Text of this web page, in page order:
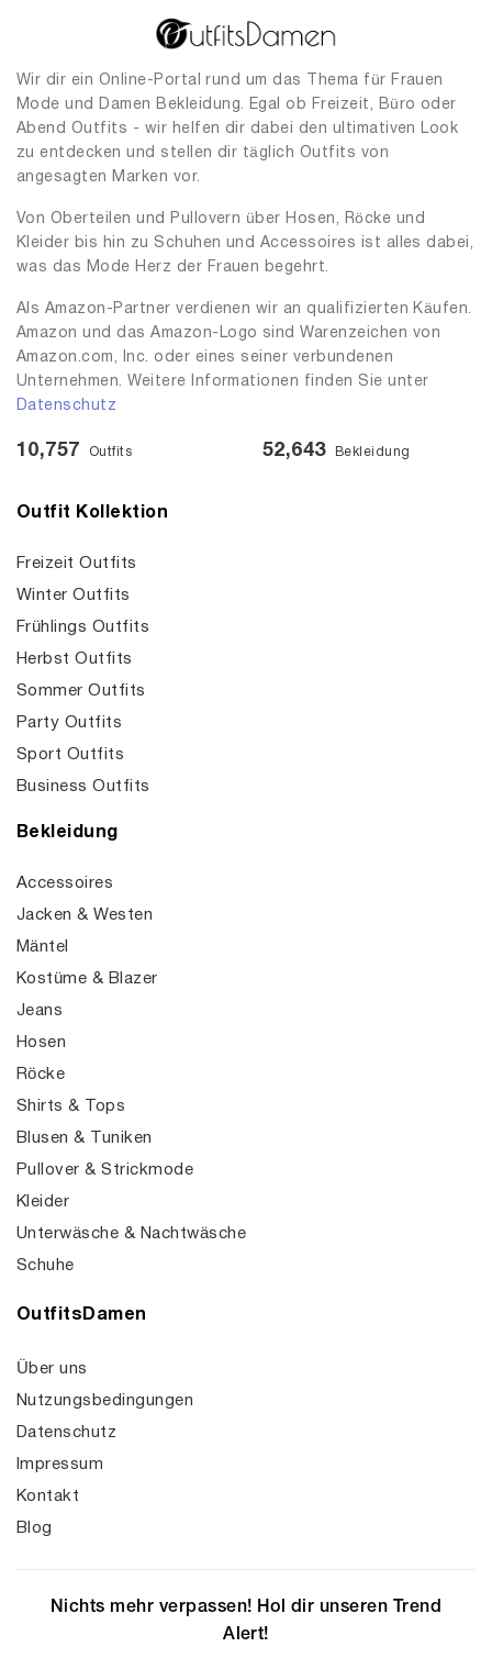
Wir dir ein Online-Portal rund um das Thema für Frauen
Mode und Damen Bekleidung. Egal ob Freizeit, Büro oder
Abend Outfits - wir helfen dir dabei den ultimativen Look
zu entdecken und stellen dir täglich Outfits von
angesagten Marken vor.
Von Oberteilen und Pullovern über Hosen, Röcke und
Kleider bis hin zu Schuhen und Accessoires ist alles dabei,
was das Mode Herz der Frauen begehrt.
Als Amazon-Partner verdienen wir an qualifizierten Käufen.
Amazon und das Amazon-Logo sind Warenzeichen von
Amazon.com, Inc. oder eines seiner verbundenen
Unternehmen. Weitere Informationen finden Sie unter
Datenschutz
10,757 Outfits 52,643 Bekleidung
Outfit Kollektion
Freizeit Outfits
Winter Outfits
Frühlings Outfits
Herbst Outfits
Sommer Outfits
Party Outfits
Sport Outfits
Business Outfits
Bekleidung
Accessoires
Jacken & Westen
Mäntel
Kostüme & Blazer
Jeans
Hosen
Röcke
Shirts & Tops
Blusen & Tuniken
Pullover & Strickmode
Kleider
Unterwäsche & Nachtwäsche
Schuhe
OutfitsDamen
Über uns
Nutzungsbedingungen
Datenschutz
Impressum
Kontakt
Blog
Nichts mehr verpassen! Hol dir unseren Trend
Alert!